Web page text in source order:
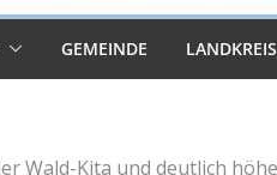
GEMEINDE LAND­KREIS
Wald-Kita und deutlich